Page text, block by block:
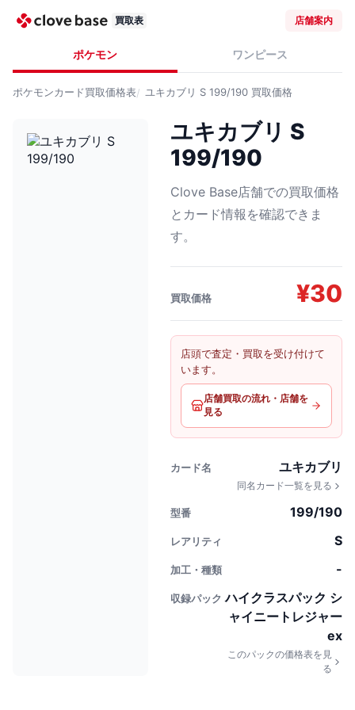
買取表 店舗案内
ポケモン ワンピース
ポケモンカード買取価格表 ユキカブリ S 199/190 買取価格
ユキカブリ S
199/190
Clove Base店舗での買取価格
とカード情報を確認できま
す。
買取価格 ¥30
店頭で査定・買取を受け付けて
います。
店舗買取の流れ・店舗を
見る
カード名 ユキカブリ
同名カード一覧を見る
型番 199/190
レアリティ S
加工・種類 -
収録パック ハイクラスパック シ
ャイニートレジャー
ex
このパックの価格表を見
る